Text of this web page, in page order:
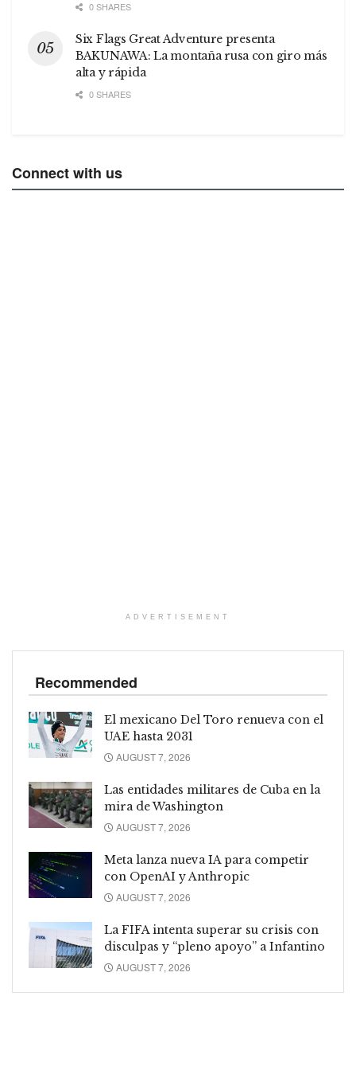
0 SHARES
Six Flags Great Adventure presenta
BAKUNAWA: La montaña rusa con giro más
alta y rápida
0 SHARES
Connect with us
ADVERTISEMENT
Recommended
El mexicano Del Toro renueva con el
UAE hasta 2031
AUGUST 7, 2026
Las entidades militares de Cuba en la
mira de Washington
AUGUST 7, 2026
Meta lanza nueva IA para competir
con OpenAI y Anthropic
AUGUST 7, 2026
La FIFA intenta superar su crisis con
disculpas y “pleno apoyo” a Infantino
AUGUST 7, 2026